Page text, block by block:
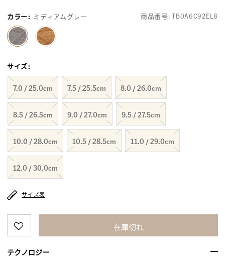
商品番号:TB0A6C92EL8
カラー: ミディアムグレー
サイズ:
7.0 / 25.0cm 7.5 / 25.5cm 8.0 / 26.0cm
8.5 / 26.5cm 9.0 / 27.0cm 9.5 / 27.5cm
10.0 / 28.0cm 10.5 / 28.5cm 11.0 / 29.0cm
12.0 / 30.0cm
サイズ表
在庫切れ
テクノロジー